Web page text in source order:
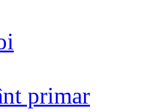
primar